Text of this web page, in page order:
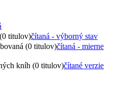
titulov)čítaná - výborný stav
(0 titulov)čítaná - mierne
kníh (0 titulov)čítané verzie